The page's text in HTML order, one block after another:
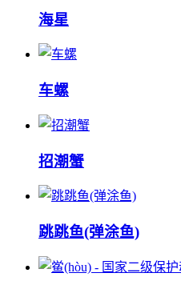
海星
车螺
招潮蟹
跳跳鱼(弹涂鱼)